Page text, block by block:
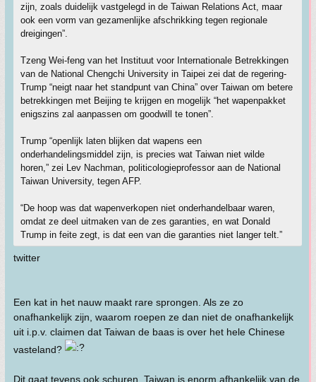
zijn, zoals duidelijk vastgelegd in de Taiwan Relations Act, maar
ook een vorm van gezamenlijke afschrikking tegen regionale
dreigingen”.
Tzeng Wei-feng van het Instituut voor Internationale Betrekkingen
van de National Chengchi University in Taipei zei dat de regering-
Trump “neigt naar het standpunt van China” over Taiwan om betere
betrekkingen met Beijing te krijgen en mogelijk “het wapenpakket
enigszins zal aanpassen om goodwill te tonen”.
Trump “openlijk laten blijken dat wapens een
onderhandelingsmiddel zijn, is precies wat Taiwan niet wilde
horen,” zei Lev Nachman, politicologieprofessor aan de National
Taiwan University, tegen AFP.
“De hoop was dat wapenverkopen niet onderhandelbaar waren,
omdat ze deel uitmaken van de zes garanties, en wat Donald
Trump in feite zegt, is dat een van die garanties niet langer telt.”
twitter
Een kat in het nauw maakt rare sprongen. Als ze zo
onafhankelijk zijn, waarom roepen ze dan niet de onafhankelijk
uit i.p.v. claimen dat Taiwan de baas is over het hele Chinese
vasteland?
Dit gaat tevens ook schuren. Taiwan is enorm afhankelijk van de